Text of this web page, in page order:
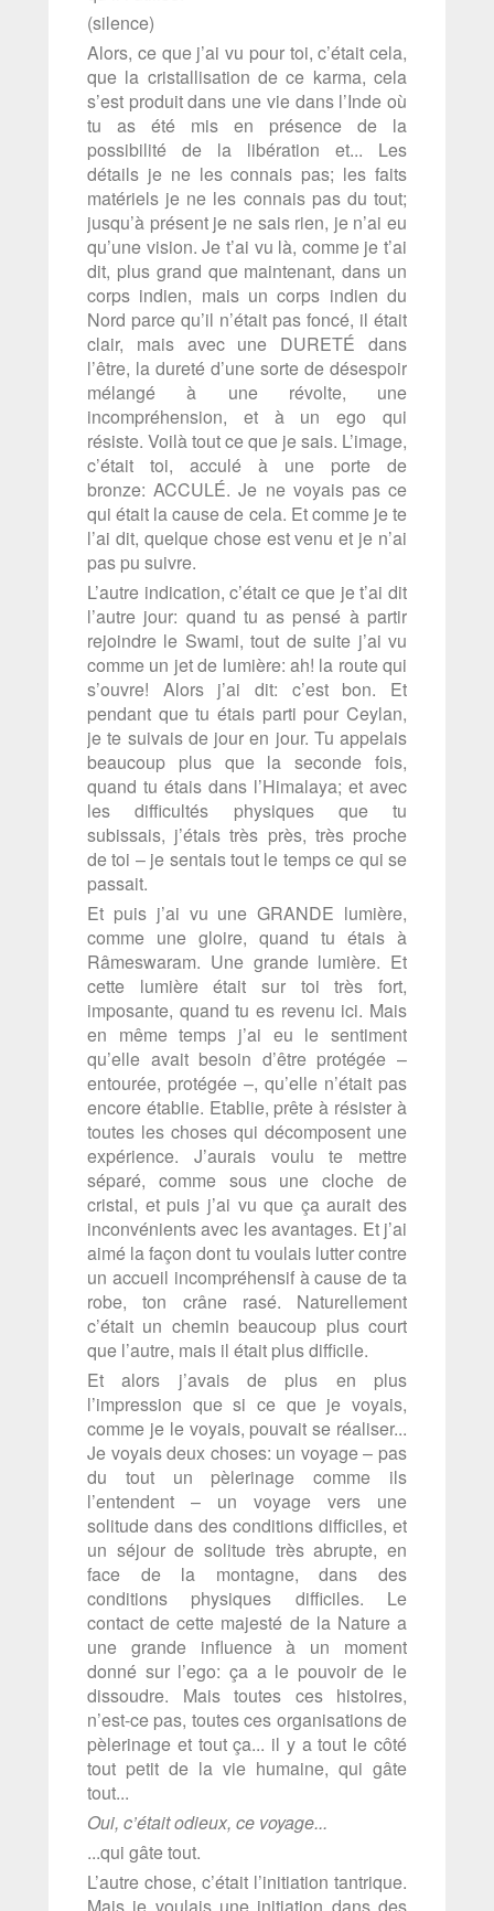
(silence)
Alors, ce que j’ai vu pour toi, c’était cela,
que la cristallisation de ce karma, cela
s’est produit dans une vie dans l’Inde où
tu as été mis en présence de la
possibilité de la libération et... Les
détails je ne les connais pas; les faits
matériels je ne les connais pas du tout;
jusqu’à présent je ne sais rien, je n’ai eu
qu’une vision. Je t’ai vu là, comme je t’ai
dit, plus grand que maintenant, dans un
corps indien, mais un corps indien du
Nord parce qu’il n’était pas foncé, il était
clair, mais avec une DURETÉ dans
l’être, la dureté d’une sorte de désespoir
mélangé à une révolte, une
incompréhension, et à un ego qui
résiste. Voilà tout ce que je sais. L’image,
c’était toi, acculé à une porte de
bronze: ACCULÉ. Je ne voyais pas ce
qui était la cause de cela. Et comme je te
l’ai dit, quelque chose est venu et je n’ai
pas pu suivre.
L’autre indication, c’était ce que je t’ai dit
l’autre jour: quand tu as pensé à partir
rejoindre le Swami, tout de suite j’ai vu
comme un jet de lumière: ah! la route qui
s’ouvre! Alors j’ai dit: c’est bon. Et
pendant que tu étais parti pour Ceylan,
je te suivais de jour en jour. Tu appelais
beaucoup plus que la seconde fois,
quand tu étais dans l’Himalaya; et avec
les difficultés physiques que tu
subissais, j’étais très près, très proche
de toi – je sentais tout le temps ce qui se
passait.
Et puis j’ai vu une GRANDE lumière,
comme une gloire, quand tu étais à
Râmeswaram. Une grande lumière. Et
cette lumière était sur toi très fort,
imposante, quand tu es revenu ici. Mais
en même temps j’ai eu le sentiment
qu’elle avait besoin d’être protégée –
entourée, protégée –, qu’elle n’était pas
encore établie. Etablie, prête à résister à
toutes les choses qui décomposent une
expérience. J’aurais voulu te mettre
séparé, comme sous une cloche de
cristal, et puis j’ai vu que ça aurait des
inconvénients avec les avantages. Et j’ai
aimé la façon dont tu voulais lutter contre
un accueil incompréhensif à cause de ta
robe, ton crâne rasé. Naturellement
c’était un chemin beaucoup plus court
que l’autre, mais il était plus difficile.
Et alors j’avais de plus en plus
l’impression que si ce que je voyais,
comme je le voyais, pouvait se réaliser...
Je voyais deux choses: un voyage – pas
du tout un pèlerinage comme ils
l’entendent – un voyage vers une
solitude dans des conditions difficiles, et
un séjour de solitude très abrupte, en
face de la montagne, dans des
conditions physiques difficiles. Le
contact de cette majesté de la Nature a
une grande influence à un moment
donné sur l’ego: ça a le pouvoir de le
dissoudre. Mais toutes ces histoires,
n’est-ce pas, toutes ces organisations de
pèlerinage et tout ça... il y a tout le côté
tout petit de la vie humaine, qui gâte
tout...
Oui, c’était odieux, ce voyage...
...qui gâte tout.
L’autre chose, c’était l’initiation tantrique.